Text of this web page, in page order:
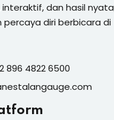
interaktif, dan hasil
percaya diri berbicara di
896 4822 6500